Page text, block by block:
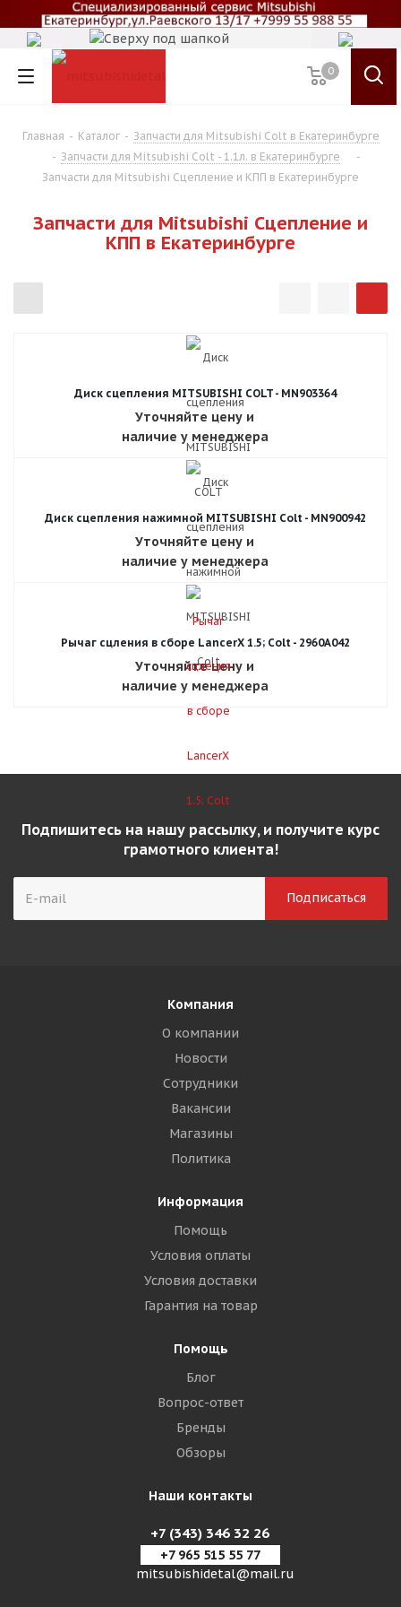
0
Главная - Каталог - Запчасти для Mitsubishi Colt в Екатеринбурге
- Запчасти для Mitsubishi Colt - 1.1л. в Екатеринбурге
-
Запчасти для Mitsubishi Сцепление и КПП в Екатеринбурге
Запчасти для Mitsubishi Сцепление и
КПП в Екатеринбурге
Диск сцепления MITSUBISHI COLT - MN903364
Уточняйте цену и
наличие у менеджера
Диск сцепления нажимной MITSUBISHI Colt - MN900942
Уточняйте цену и
наличие у менеджера
Рычаг сцления в сборе LancerX 1.5; Colt - 2960A042
Уточняйте цену и
наличие у менеджера
Подпишитесь на нашу рассылку, и получите курс
грамотного клиента!
Компания
О компании
Новости
Сотрудники
Вакансии
Магазины
Политика
Информация
Помощь
Условия оплаты
Условия доставки
Гарантия на товар
Помощь
Блог
Вопрос-ответ
Бренды
Обзоры
Наши контакты
+7 (343) 346 32 26
+7 965 515 55 77
mitsubishidetal@mail.ru